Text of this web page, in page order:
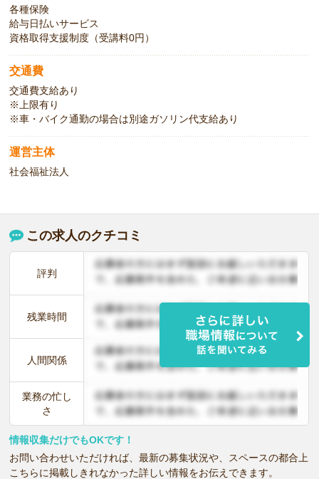
各種保険
給与日払いサービス
資格取得支援制度（受講料0円）
交通費
交通費支給あり
※上限有り
※車・バイク通勤の場合は別途ガソリン代支給あり
運営主体
社会福祉法人
この求人のクチコミ
評判
残業時間
人間関係
業務の忙し
さ
情報収集だけでもOKです！
お問い合わせいただければ、最新の募集状況や、スペースの都合上
こちらに掲載しきれなかった詳しい情報をお伝えできます。